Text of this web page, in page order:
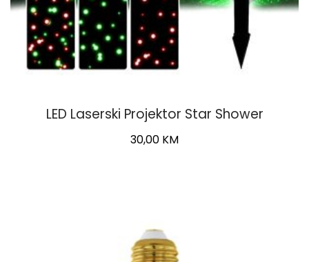
LED Laserski Projektor Star Shower
30,00 KM